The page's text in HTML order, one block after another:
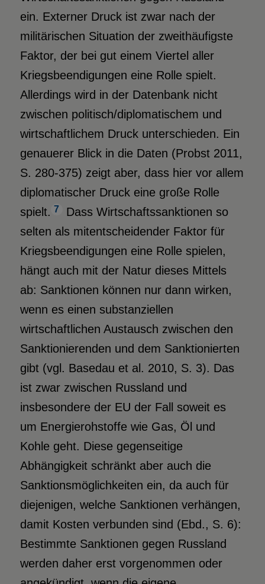
ein. Externer Druck ist zwar nach der
militärischen Situation der zweithäufigste
Faktor, der bei gut einem Viertel aller
Kriegsbeendigungen eine Rolle spielt.
Allerdings wird in der Datenbank nicht
zwischen politisch/diplomatischem und
wirtschaftlichem Druck unterschieden. Ein
genauerer Blick in die Daten (Probst 2011,
S. 280-375) zeigt aber, dass hier vor allem
diplomatischer Druck eine große Rolle
spielt. 7
Dass Wirtschaftssanktionen so
selten als mitentscheidender Faktor für
Kriegsbeendigungen eine Rolle spielen,
hängt auch mit der Natur dieses Mittels
ab: Sanktionen können nur dann wirken,
wenn es einen substanziellen
wirtschaftlichen Austausch zwischen den
Sanktionierenden und dem Sanktionierten
gibt (vgl. Basedau et al. 2010, S. 3). Das
ist zwar zwischen Russland und
insbesondere der EU der Fall soweit es
um Energierohstoffe wie Gas, Öl und
Kohle geht. Diese gegenseitige
Abhängigkeit schränkt aber auch die
Sanktionsmöglichkeiten ein, da auch für
diejenigen, welche Sanktionen verhängen,
damit Kosten verbunden sind (Ebd., S. 6):
Bestimmte Sanktionen gegen Russland
werden daher erst vorgenommen oder